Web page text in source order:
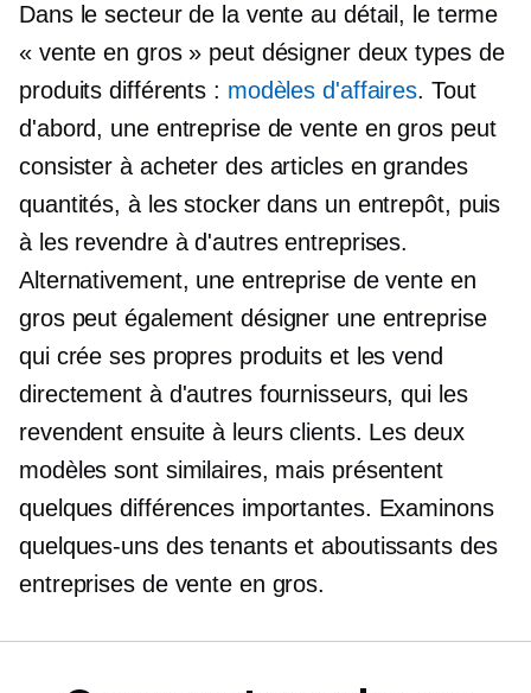
Dans le secteur de la vente au détail, le terme
« vente en gros » peut désigner deux types de
produits différents : modèles d'affaires. Tout
d'abord, une entreprise de vente en gros peut
consister à acheter des articles en grandes
quantités, à les stocker dans un entrepôt, puis
à les revendre à d'autres entreprises.
Alternativement, une entreprise de vente en
gros peut également désigner une entreprise
qui crée ses propres produits et les vend
directement à d'autres fournisseurs, qui les
revendent ensuite à leurs clients. Les deux
modèles sont similaires, mais présentent
quelques différences importantes. Examinons
quelques-uns des tenants et aboutissants des
entreprises de vente en gros.